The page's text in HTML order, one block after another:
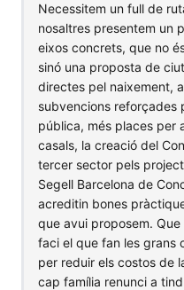
Necessitem un full de
nosaltres presentem un
eixos concrets, que no
sinó una proposta de
directes pel naixement,
subvencions reforçades
pública, més places per
casals, la creació del
tercer sector pels
Segell Barcelona de
acreditin bones
que avui proposem.
faci el que fan les grans
per reduir els costos de
cap família renunci a